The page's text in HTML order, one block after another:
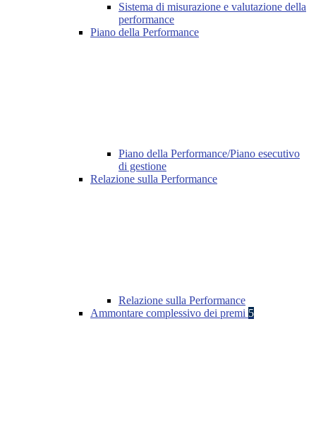
Sistema di misurazione e valutazione della
performance
Piano della Performance
Piano della Performance/Piano esecutivo
di gestione
Relazione sulla Performance
Relazione sulla Performance
Ammontare complessivo dei premi 5